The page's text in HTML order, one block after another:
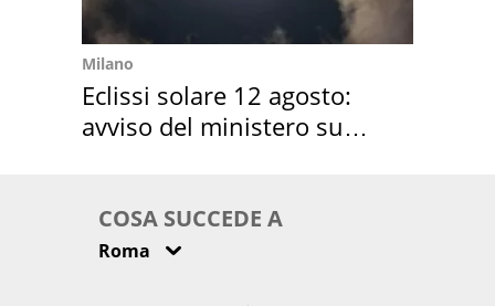
Milano
Eclissi solare 12 agosto:
avviso del ministero su